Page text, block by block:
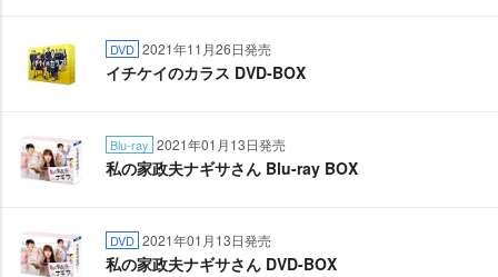
DVD 2021年11月26日発売
イチケイのカラス DVD-BOX
Blu-ray 2021年01月13日発売
私の家政夫ナギサさん Blu-ray BOX
DVD 2021年01月13日発売
私の家政夫ナギサさん DVD-BOX